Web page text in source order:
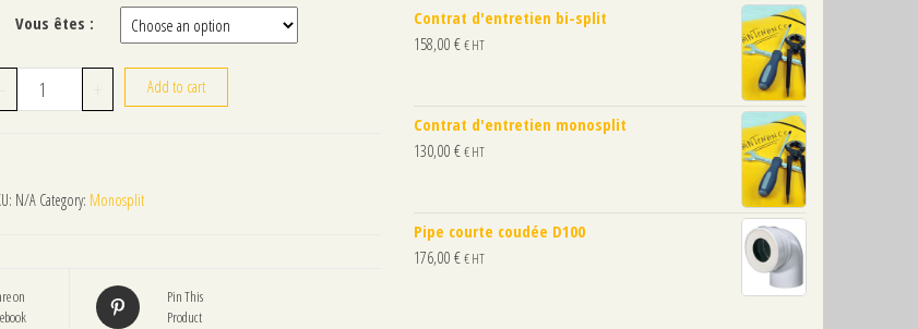
Vous êtes :
Climatisation réversible Panasonic monobloc 2,5kW. quantity
Add to cart
N/A Category: Monosplit
on
Pin This
Product
Contrat d'entretien bi-split
158,00 €€ HT
Contrat d'entretien monosplit
130,00 €€ HT
Pipe courte coudée D100
176,00 €€ HT